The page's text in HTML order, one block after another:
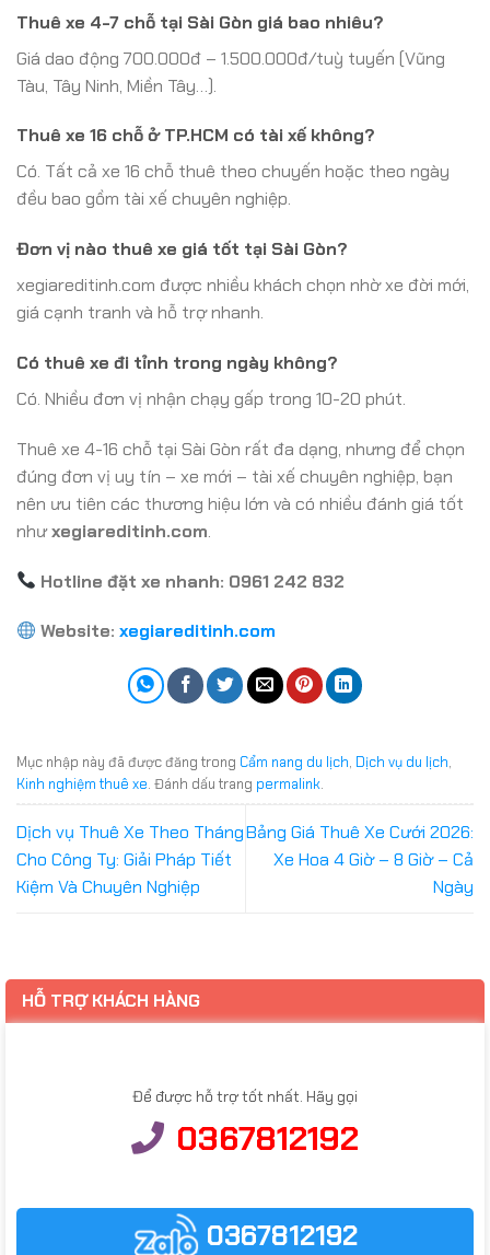
Thuê xe 4-7 chỗ tại Sài Gòn giá bao nhiêu?
Giá dao động 700.000đ – 1.500.000đ/tuỳ tuyến (Vũng
Tàu, Tây Ninh, Miền Tây…).
Thuê xe 16 chỗ ở TP.HCM có tài xế không?
Có. Tất cả xe 16 chỗ thuê theo chuyến hoặc theo ngày
đều bao gồm tài xế chuyên nghiệp.
Đơn vị nào thuê xe giá tốt tại Sài Gòn?
xegiareditinh.com được nhiều khách chọn nhờ xe đời mới,
giá cạnh tranh và hỗ trợ nhanh.
Có thuê xe đi tỉnh trong ngày không?
Có. Nhiều đơn vị nhận chạy gấp trong 10-20 phút.
Thuê xe 4-16 chỗ tại Sài Gòn rất đa dạng, nhưng để chọn
đúng đơn vị uy tín – xe mới – tài xế chuyên nghiệp, bạn
nên ưu tiên các thương hiệu lớn và có nhiều đánh giá tốt
nhưxegiareditinh.com.
Hotline đặt xe nhanh: 0961 242 832
Website:xegiareditinh.com
Mục nhập này đã được đăng trong Cẩm nang du lịch, Dịch vụ du lịch,
Kinh nghiệm thuê xe. Đánh dấu trang permalink.
Dịch vụ Thuê Xe Theo Tháng
Cho Công Ty: Giải Pháp Tiết
Kiệm Và Chuyên Nghiệp
Bảng Giá Thuê Xe Cưới 2026:
Xe Hoa 4 Giờ – 8 Giờ – Cả
Ngày
HỖ TRỢ KHÁCH HÀNG
Để được hỗ trợ tốt nhất. Hãy gọi
0367812192
0367812192